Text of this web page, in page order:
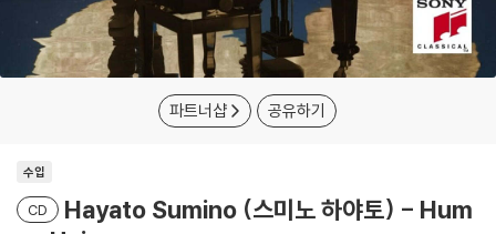
파트너샵 공유하기
수입
CD
Hayato Sumino (스미노 하야토) - Hum